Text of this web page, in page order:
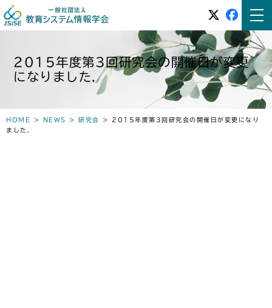
2015年度第3回研究会の開催日が変更
になりました．
HOME > NEWS > 研究会 > 2015年度第3回研究会の開催日が変更になり
ました．